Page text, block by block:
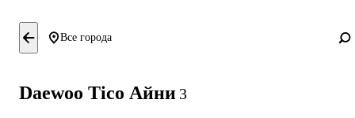
Все города
Daewoo Tico Айни 3